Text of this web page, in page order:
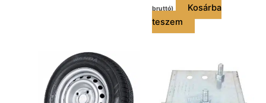
bruttó)
Kosárba
teszem